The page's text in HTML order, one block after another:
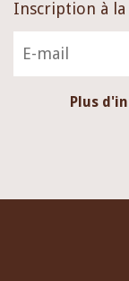
Inscription à
Plus